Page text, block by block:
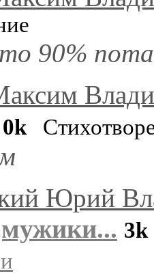
90%
0k
Юрий
3k